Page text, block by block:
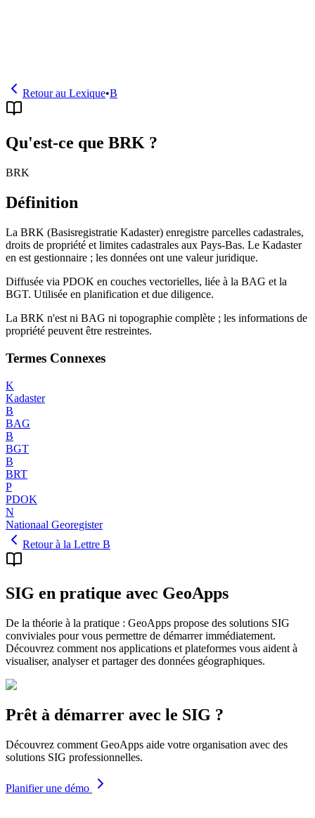
Retour au Lexique•B
Qu'est-ce que BRK ?
BRK
Définition
La BRK (Basisregistratie Kadaster) enregistre parcelles cadastrales,
droits de propriété et limites cadastrales aux Pays-Bas. Le Kadaster
en est gestionnaire ; les données ont une valeur juridique.
Diffusée via PDOK en couches vectorielles, liée à la BAG et la
BGT. Utilisée en planification et due diligence.
La BRK n'est ni BAG ni topographie complète ; les informations de
propriété peuvent être restreintes.
Termes Connexes
K
Kadaster
B
BAG
B
BGT
B
BRT
P
PDOK
N
Nationaal Georegister
Retour à la Lettre B
SIG en pratique avec GeoApps
De la théorie à la pratique : GeoApps propose des solutions SIG
conviviales pour vous permettre de démarrer immédiatement.
Découvrez comment nos applications et plateformes vous aident à
visualiser, analyser et partager des données géographiques.
Prêt à démarrer avec le SIG ?
Découvrez comment GeoApps aide votre organisation avec des
solutions SIG professionnelles.
Planifier une démo